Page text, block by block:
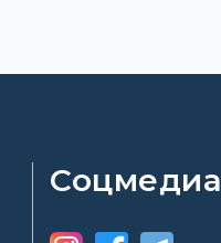
Соцмедиа